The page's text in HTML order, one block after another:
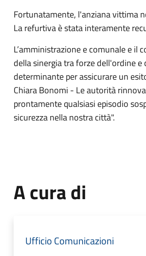
Fortunatamente, l'anziana vittima
La refurtiva è stata interamente
L’amministrazione e comunale e
della sinergia tra forze dell'ordine
determinante per assicurare un
Chiara Bonomi - Le autorità
prontamente qualsiasi episodio
sicurezza nella nostra città".
A cura di
Ufficio Comunicazioni